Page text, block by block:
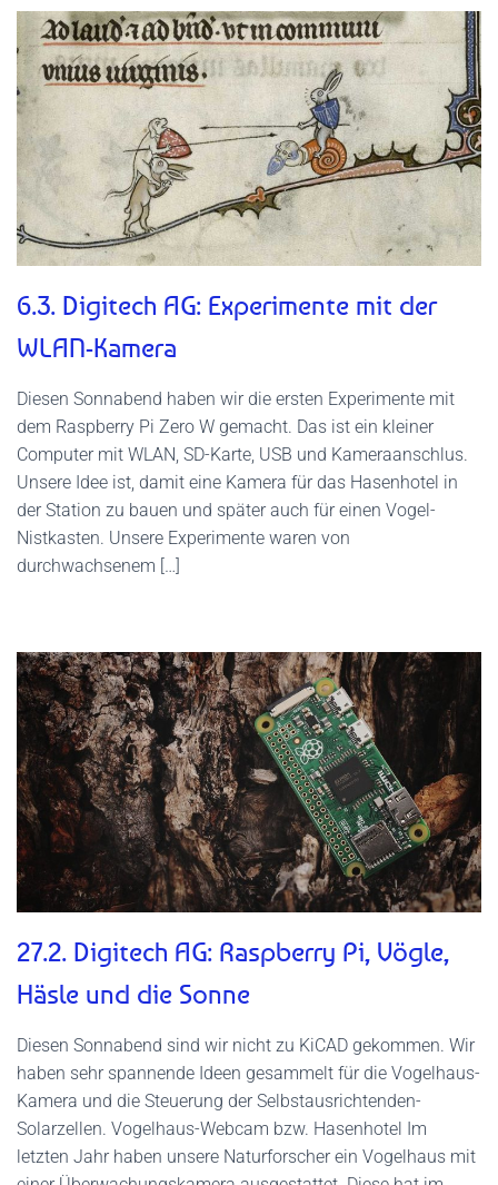
6.3. Digitech AG: Experimente mit der
WLAN-Kamera
Diesen Sonnabend haben wir die ersten Experimente mit
dem Raspberry Pi Zero W gemacht. Das ist ein kleiner
Computer mit WLAN, SD-Karte, USB und Kameraanschlus.
Unsere Idee ist, damit eine Kamera für das Hasenhotel in
der Station zu bauen und später auch für einen Vogel-
Nistkasten. Unsere Experimente waren von
durchwachsenem […]
27.2. Digitech AG: Raspberry Pi, Vögle,
Häsle und die Sonne
Diesen Sonnabend sind wir nicht zu KiCAD gekommen. Wir
haben sehr spannende Ideen gesammelt für die Vogelhaus-
Kamera und die Steuerung der Selbstausrichtenden-
Solarzellen. Vogelhaus-Webcam bzw. Hasenhotel Im
letzten Jahr haben unsere Naturforscher ein Vogelhaus mit